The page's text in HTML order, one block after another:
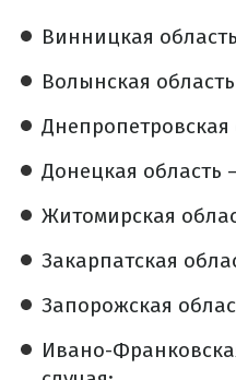
Винницкая
Волынская
Днепропетровская
Донецкая область
Житомирская
Закарпатская
Запорожская
Ивано-